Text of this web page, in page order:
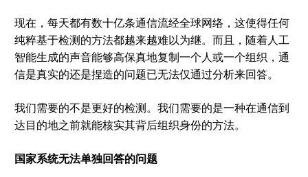
现在，每天都有数十亿条通信流经全球网络，这使得任何
纯粹基于检测的方法都越来越难以为继。而且，随着人工
智能生成的声音能够高保真地复制一个人或一个组织，通
信是真实的还是捏造的问题已无法仅通过分析来回答。
我们需要的不是更好的检测。我们需要的是一种在通信到
达目的地之前就能核实其背后组织身份的方法。
国家系统无法单独回答的问题